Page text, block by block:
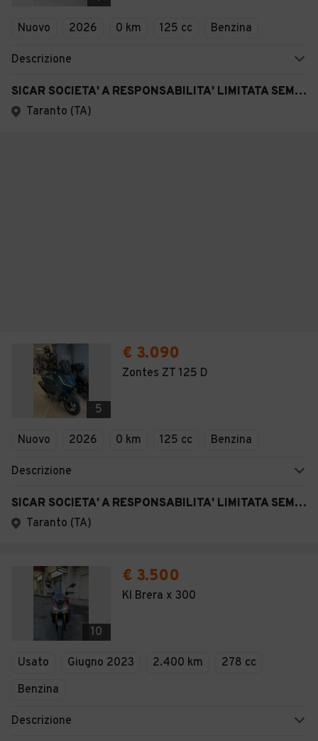
Nuovo 2026 0 km 125 cc Benzina
Descrizione
SICAR SOCIETA' A RESPONSABILITA' LIMITATA SEMPLIFICATA
Taranto (TA)
5
€ 3.090
Zontes ZT 125 D
Nuovo 2026 0 km 125 cc Benzina
Descrizione
SICAR SOCIETA' A RESPONSABILITA' LIMITATA SEMPLIFICATA
Taranto (TA)
10
€ 3.500
Kl Brera x 300
Usato Giugno 2023 2.400 km
278 cc
Benzina
Descrizione